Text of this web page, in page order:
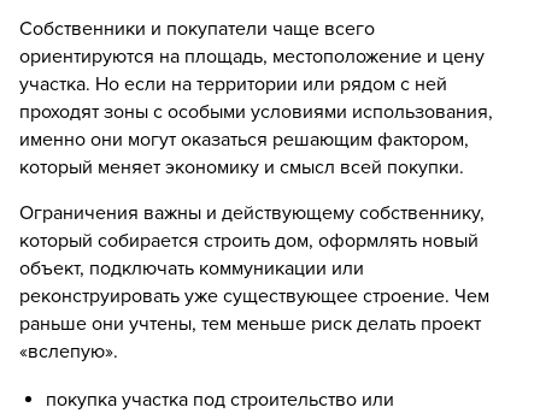
Собственники и покупатели чаще всего
ориентируются на площадь, местоположение и цену
участка. Но если на территории или рядом с ней
проходят зоны с особыми условиями использования,
именно они могут оказаться решающим фактором,
который меняет экономику и смысл всей покупки.
Ограничения важны и действующему собственнику,
который собирается строить дом, оформлять новый
объект, подключать коммуникации или
реконструировать уже существующее строение. Чем
раньше они учтены, тем меньше риск делать проект
«вслепую».
покупка участка под строительство или